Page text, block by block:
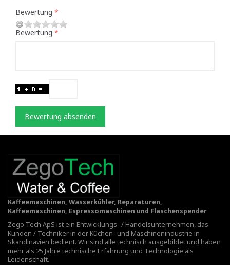
Bewertung
Bewertung
Bewertung absenden
Kaffeemaschinen, Wasserkühler, Reparaturen,
Kaffeemaschinen, Espressomaschinen und Flaschenspender
Zego Tech ApS ist ein Entwicklungs- / Handelsunternehmen, das
Kunden / Techniker in der Küchen- und Maschinenindustrie in
Skandinavien bedient. Wir sind alle technisch ausgebildet und haben
mehr als 25 Jahre technische Erfahrung und Technologie als
Leidenschaft.